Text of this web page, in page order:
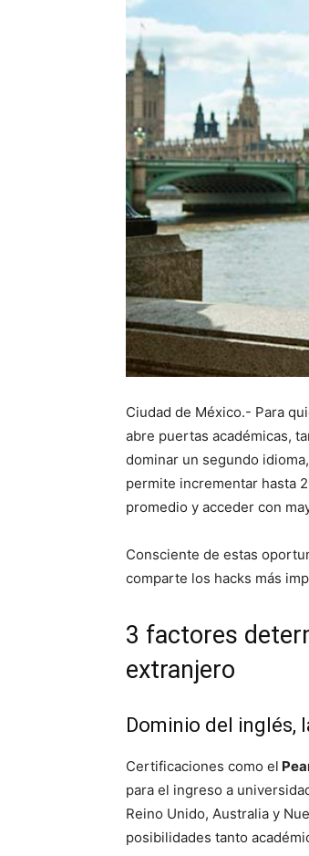
Ciudad de México.- Para
abre puertas académicas,
dominar un segundo
permite incrementar hasta
promedio y acceder con
Consciente de estas
comparte los hacks más
3 factores
extranjero
Dominio del inglés,
Certificaciones como el
para el ingreso a
Reino Unido, Australia y
posibilidades tanto